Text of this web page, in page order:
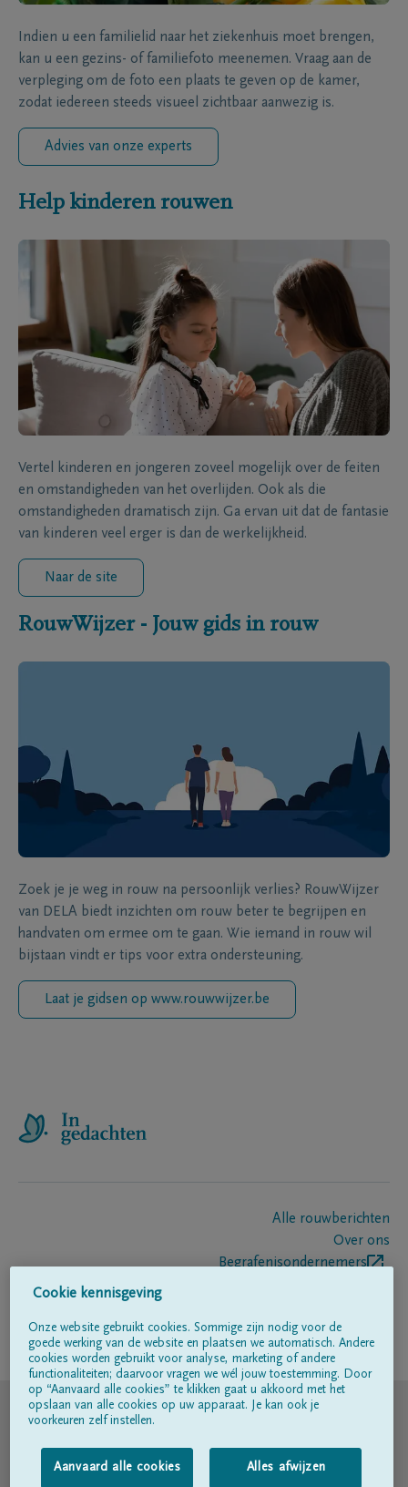
Indien u een familielid naar het ziekenhuis moet brengen,
kan u een gezins- of familiefoto meenemen. Vraag aan de
verpleging om de foto een plaats te geven op de kamer,
zodat iedereen steeds visueel zichtbaar aanwezig is.
Advies van onze experts
Help kinderen rouwen
Vertel kinderen en jongeren zoveel mogelijk over de feiten
en omstandigheden van het overlijden. Ook als die
omstandigheden dramatisch zijn. Ga ervan uit dat de fantasie
van kinderen veel erger is dan de werkelijkheid.
Naar de site
RouwWijzer - Jouw gids in rouw
Zoek je je weg in rouw na persoonlijk verlies? RouwWijzer
van DELA biedt inzichten om rouw beter te begrijpen en
handvaten om ermee om te gaan. Wie iemand in rouw wil
bijstaan vindt er tips voor extra ondersteuning.
Laat je gidsen op www.rouwwijzer.be
Alle rouwberichten
Over ons
Begrafenisondernemers
Volg ons op
© DELA
Gebruiksvoorwaarden
Cookie kennisgeving
Onze website gebruikt cookies. Sommige zijn nodig voor de
goede werking van de website en plaatsen we automatisch. Andere
cookies worden gebruikt voor analyse, marketing of andere
functionaliteiten; daarvoor vragen we wél jouw toestemming. Door
op “Aanvaard alle cookies” te klikken gaat u akkoord met het
opslaan van alle cookies op uw apparaat. Je kan ook je
voorkeuren zelf instellen.
Aanvaard alle cookies Alles afwijzen